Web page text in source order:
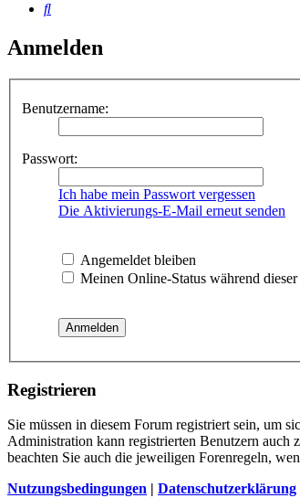
Suche
Anmelden
Benutzername:
Passwort:
Ich habe mein Passwort vergessen
Die Aktivierungs-E-Mail erneut senden
Angemeldet bleiben
Meinen Online-Status während
Registrieren
Sie müssen in diesem Forum registriert sein, um
Administration kann registrierten Benutzern auch
beachten Sie auch die jeweiligen Forenregeln,
Nutzungsbedingungen | Datenschutzerklärung